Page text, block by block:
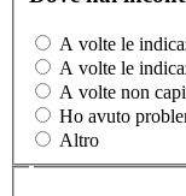
A volte le
A volte le
A volte non
Ho avuto
Altro